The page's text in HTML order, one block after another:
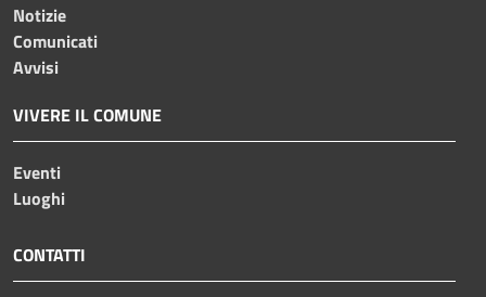
Notizie
Comunicati
Avvisi
VIVERE IL COMUNE
Eventi
Luoghi
CONTATTI